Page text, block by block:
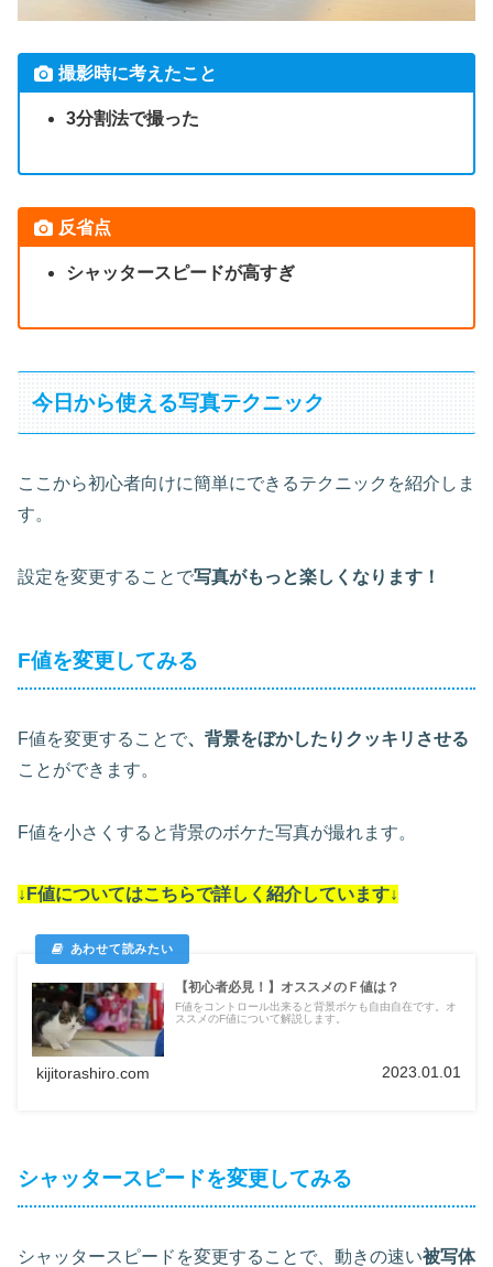
撮影時に考えたこと
3分割法で撮った
反省点
シャッタースピードが高すぎ
今日から使える写真テクニック
ここから初心者向けに簡単にできるテクニックを紹介しま
す。
設定を変更することで写真がもっと楽しくなります！
F値を変更してみる
F値を変更することで、背景をぼかしたりクッキリさせる
ことができます。
F値を小さくすると背景のボケた写真が撮れます。
↓F値についてはこちらで詳しく紹介しています↓
【初心者必見！】オススメのＦ値は？
F値をコントロール出来ると背景ボケも自由自在です。オ
ススメのF値について解説します。
kijitorashiro.com 2023.01.01
シャッタースピードを変更してみる
シャッタースピードを変更することで、動きの速い被写体